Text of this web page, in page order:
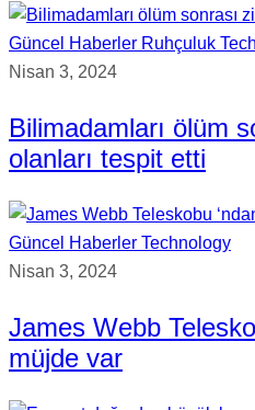
Güncel Haberler Ruhçuluk
Nisan 3, 2024
Bilimadamları ölüm
olanları tespit etti
Güncel Haberler Technology
Nisan 3, 2024
James Webb
müjde var